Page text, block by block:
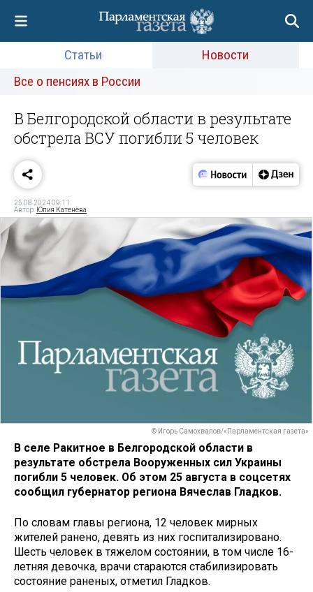
Статьи
Новости
Все о пенсиях в России
В Белгородской области в результате
обстрела ВСУ погибли 5 человек
25.08.2024 09:11
Автор: Юлия Катенёва
© Игорь Самохвалов/«Парламентская газета»
В селе Ракитное в Белгородской области в
результате обстрела Вооруженных сил Украины
погибли 5 человек. Об этом 25 августа в соцсетях
сообщил губернатор региона Вячеслав Гладков.
По словам главы региона, 12 человек мирных
жителей ранено, девять из них госпитализировано.
Шесть человек в тяжелом состоянии, в том числе 16-
летняя девочка, врачи стараются стабилизировать
состояние раненых, отметил Гладков.